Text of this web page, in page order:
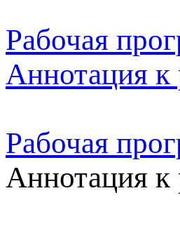
Рабочая
Аннотация
Рабочая
Аннотация